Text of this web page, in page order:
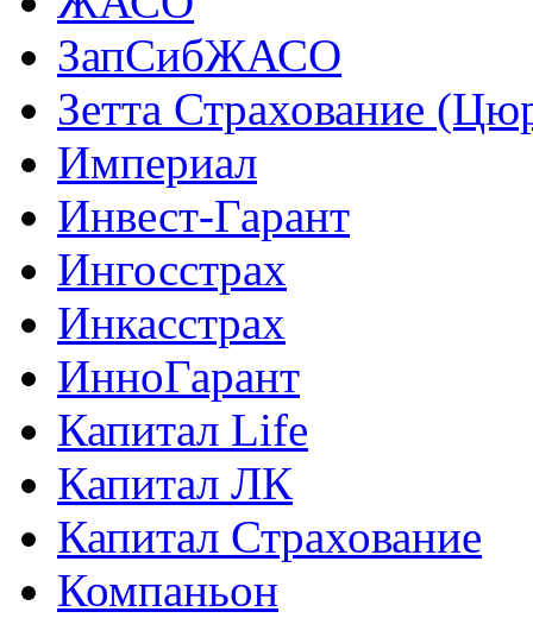
ЗапСибЖАСО
Зетта Страхование
Империал
Инвест-Гарант
Ингосстрах
Инкасстрах
ИнноГарант
Капитал Life
Капитал ЛК
Капитал Страхование
Компаньон